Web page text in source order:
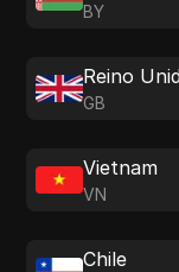
BY
Reino
GB
Vietnam
VN
Chile